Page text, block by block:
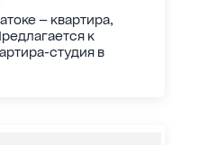
— квартира,
к
студия в